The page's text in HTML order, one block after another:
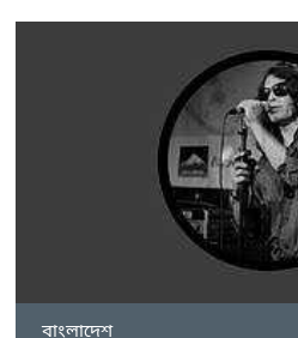
বাংলাদেশ